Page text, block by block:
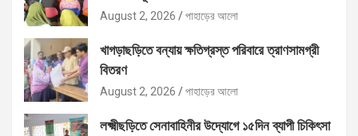
August 2, 2026 পাহাড়ের আলো
খাগড়াছড়িতে বন্যায় ক্ষতিগ্রস্ত পরিবারে ত্রাণসামগ্রী
বিতরণ
August 2, 2026 পাহাড়ের আলো
লক্ষ্মীছড়িতে সেনাবাহিনীর উদ্যোগে ১৫দিন ব্যাপী চিকিৎসা